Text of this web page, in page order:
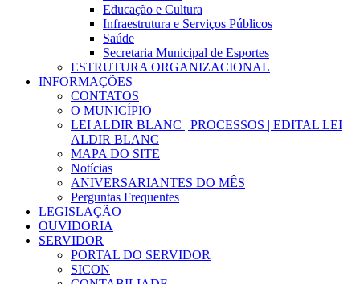
Educação e Cultura
Infraestrutura e Serviços Públicos
Saúde
Secretaria Municipal de Esportes
ESTRUTURA ORGANIZACIONAL
INFORMAÇÕES
CONTATOS
O MUNICÍPIO
LEI ALDIR BLANC | PROCESSOS | EDITAL LEI
ALDIR BLANC
MAPA DO SITE
Notícias
ANIVERSARIANTES DO MÊS
Perguntas Frequentes
LEGISLAÇÃO
OUVIDORIA
SERVIDOR
PORTAL DO SERVIDOR
SICON